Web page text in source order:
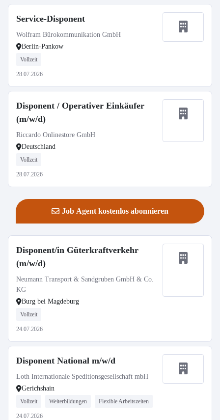
Service-Disponent
Wolfram Bürokommunikation GmbH
Berlin-Pankow
Vollzeit
28.07.2026
Disponent / Operativer Einkäufer
(m/w/d)
Riccardo Onlinestore GmbH
Deutschland
Vollzeit
28.07.2026
Job Agent kostenlos abonnieren
Disponent/in Güterkraftverkehr
(m/w/d)
Neumann Transport & Sandgruben GmbH & Co.
KG
Burg bei Magdeburg
Vollzeit
24.07.2026
Disponent National m/w/d
Loth Internationale Speditionsgesellschaft mbH
Gerichshain
Vollzeit Weiterbildungen Flexible Arbeitszeiten
24.07.2026